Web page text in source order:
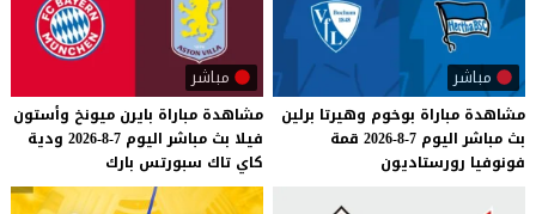
مباشر
مشاهدة مباراة بوخوم وهيرتا برلين
بث مباشر اليوم 7-8-2026
قمة
فونوفيا رورستاديون
مباشر
مشاهدة مباراة بايرن ميونخ وأستون
فيلا بث مباشر اليوم 7-8-2026
ودية
كاي تاك سبورتس بارك